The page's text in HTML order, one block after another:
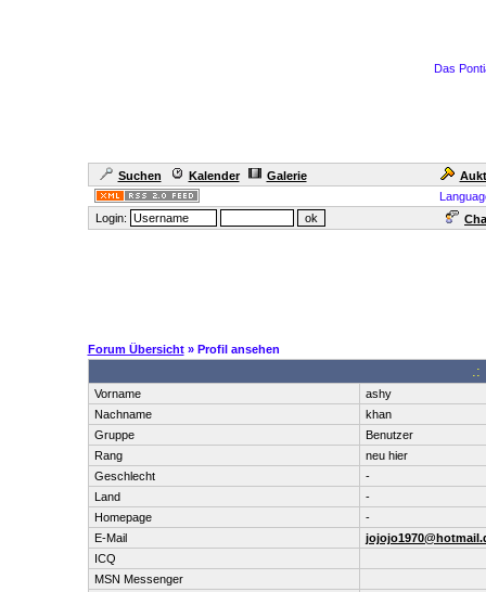
Das
Suchen Kalender Galerie
Login:
Forum Übersicht» Profil ansehen
.:
Vorname
ashy
Nachname
khan
Gruppe
Benutzer
Rang
neu hier
Geschlecht
-
Land
-
Homepage
-
E-Mail
ICQ
MSN Messenger